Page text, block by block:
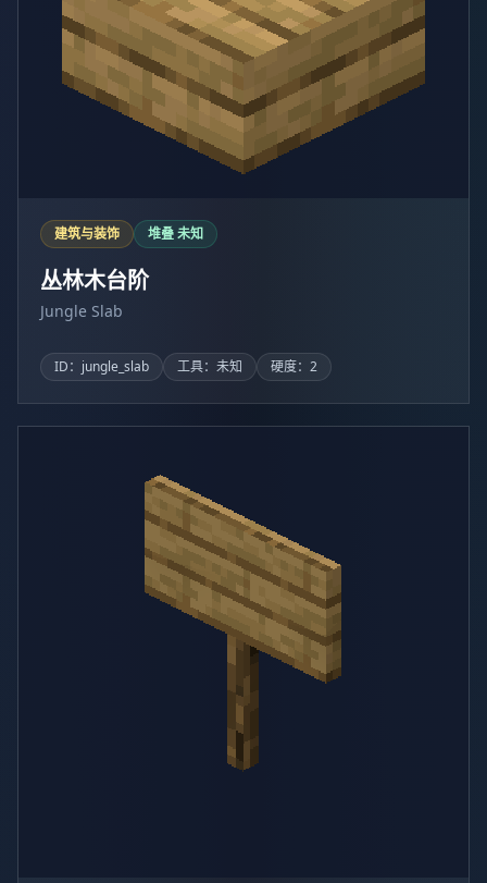
建筑与装饰 堆叠 未知
丛林木台阶
Jungle Slab
ID：jungle_slab 工具：未知 硬度：2